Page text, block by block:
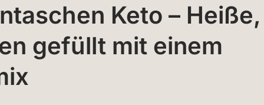
Keto – Heiße,
gefüllt mit einem